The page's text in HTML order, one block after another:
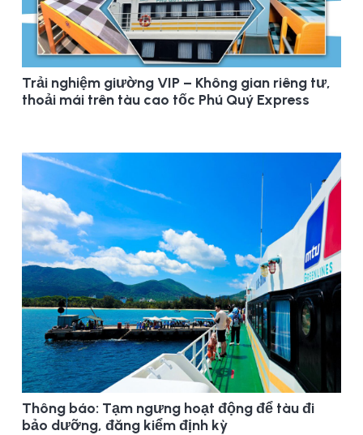
Trải nghiệm giường VIP – Không gian riêng tư,
thoải mái trên tàu cao tốc Phú Quý Express
Thông báo: Tạm ngưng hoạt động để tàu đi
bảo dưỡng, đăng kiểm định kỳ